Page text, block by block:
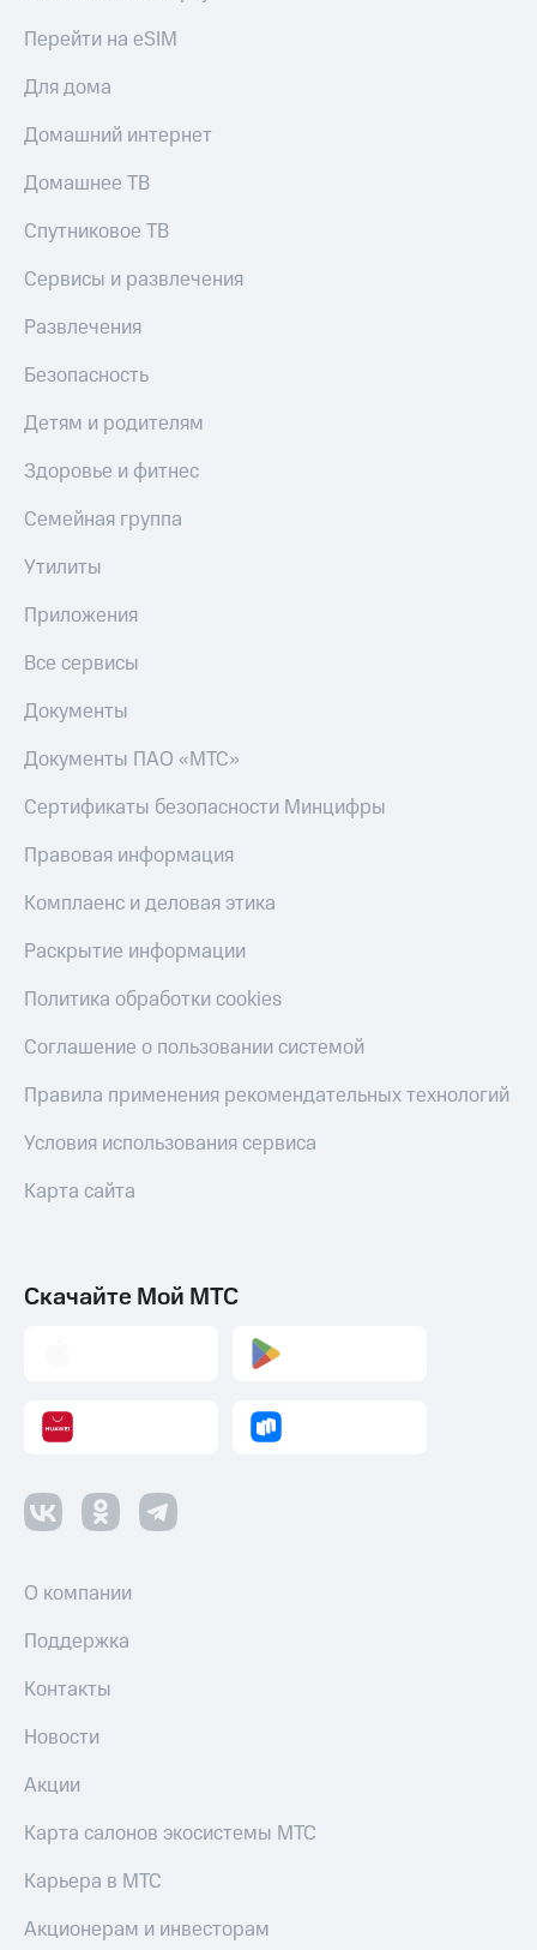
Перейти на eSIM
Для дома
Домашний интернет
Домашнее ТВ
Спутниковое ТВ
Сервисы и развлечения
Развлечения
Безопасность
Детям и родителям
Здоровье и фитнес
Семейная группа
Утилиты
Приложения
Все сервисы
Документы
Документы ПАО «МТС»
Сертификаты безопасности Минцифры
Правовая информация
Комплаенс и деловая этика
Раскрытие информации
Политика обработки cookies
Соглашение о пользовании системой
Правила применения рекомендательных технологий
Условия использования сервиса
Карта сайта
Скачайте Мой МТС
О компании
Поддержка
Контакты
Новости
Акции
Карта салонов экосистемы МТС
Карьера в МТС
Акционерам и инвесторам